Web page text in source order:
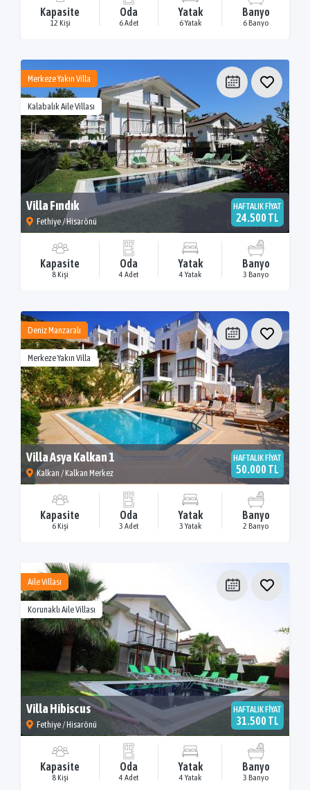
Kapasite
12 Kişi
Oda
6 Adet
Yatak
6 Yatak
Banyo
6 Banyo
Merkeze Yakın Villa
Kalabalık Aile Villası
Villa Fındık
Fethiye / Hisarönü
HAFTALIK FİYAT
24.500 TL
Kapasite
8 Kişi
Oda
4 Adet
Yatak
4 Yatak
Banyo
3 Banyo
Deniz Manzaralı
Merkeze Yakın Villa
Villa Asya Kalkan 1
Kalkan / Kalkan Merkez
HAFTALIK FİYAT
50.000 TL
Kapasite
6 Kişi
Oda
3 Adet
Yatak
3 Yatak
Banyo
2 Banyo
Aile Villası
Korunaklı Aile Villası
Villa Hibiscus
Fethiye / Hisarönü
HAFTALIK FİYAT
31.500 TL
Kapasite
8 Kişi
Oda
4 Adet
Yatak
4 Yatak
Banyo
3 Banyo